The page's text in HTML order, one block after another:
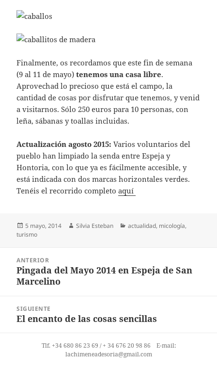
Finalmente, os recordamos que este fin de semana
(9 al 11 de mayo)tenemos una casa libre.
Aprovechad lo precioso que está el campo, la
cantidad de cosas por disfrutar que tenemos, y venid
a visitarnos. Sólo 250 euros para 10 personas, con
leña, sábanas y toallas incluidas.
Actualización agosto 2015: Varios voluntarios del
pueblo han limpiado la senda entre Espeja y
Hontoria, con lo que ya es fácilmente accesible, y
está indicada con dos marcas horizontales verdes.
Tenéis el recorrido completoaquí
Publicado
el
5 mayo, 2014 Autor
Silvia Esteban Categorías
actualidad, micología,
turismo
entradas
ANTERIOR
Entrada
anterior:
Pingada del Mayo 2014 en Espeja de San
Marcelino
SIGUIENTE
Entrada
El encanto de las cosas sencillas
Tlf. +34 680 86 23 69 / + 34 676 20 98 86 E-mail:
lachimeneadesoria@gmail.com